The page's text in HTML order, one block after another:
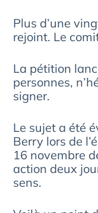
Plus d’une
rejoint. Le
La pétition
personnes,
signer.
Le sujet a été
Berry lors de
16 novembre
action deux
sens.